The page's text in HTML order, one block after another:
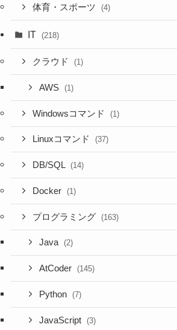
体育・スポーツ (4)
IT (218)
クラウド (1)
AWS (1)
Windowsコマンド (1)
Linuxコマンド (37)
DB/SQL (14)
Docker (1)
プログラミング (163)
Java (2)
AtCoder (145)
Python (7)
JavaScript (3)